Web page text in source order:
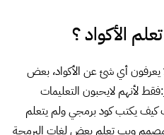
الأكواد ؟
يعرفون أي شئ عن الأكواد، بعض
لأنهم لايحبون التعليمات
كيف يكتب كود برمجي ولم يتعلم
ويب تعلم بعض لغات البرمجة